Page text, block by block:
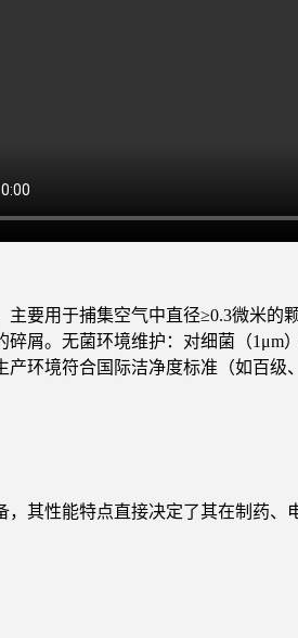
要用于捕集空气中直径≥0.3微米的
屑。无菌环境维护：对细菌（1μm
环境符合国际洁净度标准（如百级
其性能特点直接决定了其在制药